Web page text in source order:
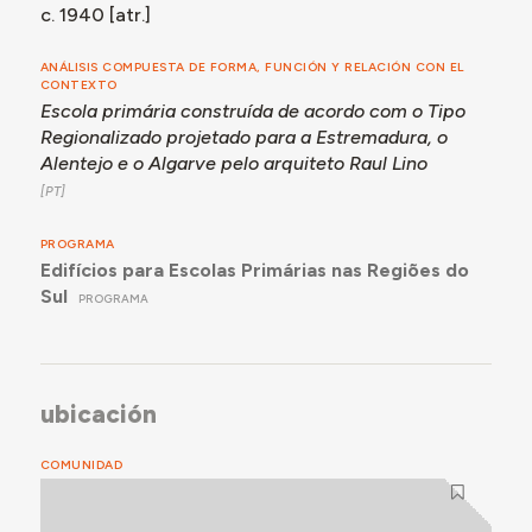
- Aluna Sénior:
c. 1940 [atr.]
ANÁLISIS COMPUESTA DE FORMA, FUNCIÓN Y RELACIÓN CON EL
CONTEXTO
Escola primária construída de acordo com o Tipo
Regionalizado projetado para a Estremadura, o
Alentejo e o Algarve pelo arquiteto Raul Lino
PROGRAMA
Edifícios para Escolas Primárias nas Regiões do
Sul
PROGRAMA
ubicación
COMUNIDAD